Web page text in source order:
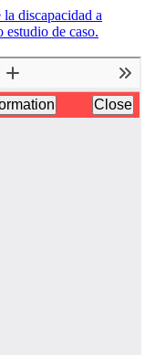
discapacidad a
estudio de caso.